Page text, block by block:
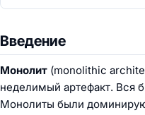
Введение
Монолит (monolithic
неделимый артефакт. Вся
Монолиты были